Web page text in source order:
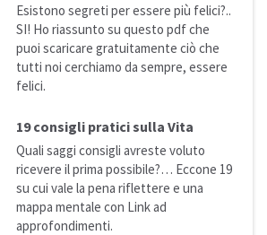
Esistono segreti per essere più felici?..
SI! Ho riassunto su questo pdf che
puoi scaricare gratuitamente ciò che
tutti noi cerchiamo da sempre, essere
felici.
19 consigli pratici sulla Vita
Quali saggi consigli avreste voluto
ricevere il prima possibile?… Eccone 19
su cui vale la pena riflettere e una
mappa mentale con Link ad
approfondimenti.